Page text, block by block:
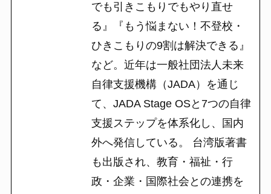
でも引きこもりでもやり直せ
る』『もう悩まない！不登校・
ひきこもりの9割は解決できる』
など。近年は一般社団法人未来
自律支援機構（JADA）を通じ
て、JADA Stage OSと7つの自律
支援ステップを体系化し、国内
外へ発信している。 台湾版著書
も出版され、教育・福祉・行
政・企業・国際社会との連携を